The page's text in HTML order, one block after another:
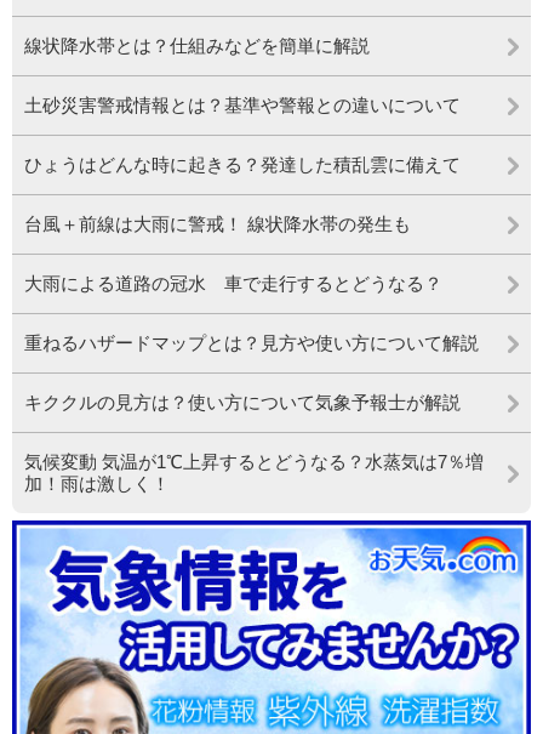
線状降水帯とは？仕組みなどを簡単に解説
土砂災害警戒情報とは？基準や警報との違いについて
ひょうはどんな時に起きる？発達した積乱雲に備えて
台風＋前線は大雨に警戒！ 線状降水帯の発生も
大雨による道路の冠水 車で走行するとどうなる？
重ねるハザードマップとは？見方や使い方について解説
キククルの見方は？使い方について気象予報士が解説
気候変動 気温が1℃上昇するとどうなる？水蒸気は7％増
加！雨は激しく！